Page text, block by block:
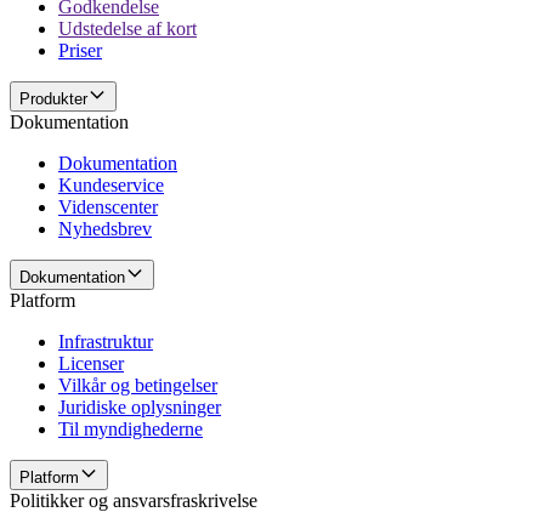
Godkendelse
Udstedelse af kort
Priser
Produkter
Dokumentation
Dokumentation
Kundeservice
Videnscenter
Nyhedsbrev
Dokumentation
Platform
Infrastruktur
Licenser
Vilkår og betingelser
Juridiske oplysninger
Til myndighederne
Platform
Politikker og ansvarsfraskrivelse